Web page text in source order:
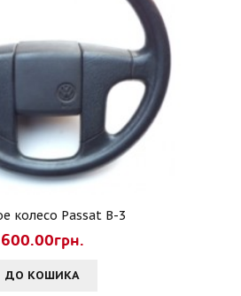
колесо Passat B-3
600.00грн.
ДО КОШИКА